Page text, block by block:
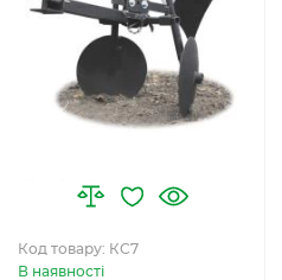
Код товару: КС7
В наявності